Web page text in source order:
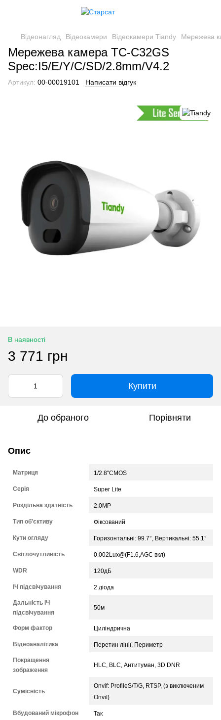
Відеонагляд Відеокамери Відеокамери Tiandy Мережева
Мережева камера TC-C32GS
Spec:I5/E/Y/C/SD/2.8mm/V4.2
Артикул: 00-00019101 Написати відгук
В наявності
3 771 грн
Купити
До обраного Порівняти
Опис
Матриця 1/2.8"CMOS
Серія Super Lite
Роздільна здатність 2.0MP
Тип об'єктиву Фіксований
Кути огляду Горизонтальні: 99.7°, Вертикальні: 55.1°
Світлочутливість 0.002Lux@(F1.6,AGC вкл)
WDR 120дБ
ІЧ підсвічування 2 діода
Дальність ІЧ
підсвічування
50м
Форм фактор Циліндрична
Відеоаналітика Перетин лінії, Периметр
Покращення
зображення
HLC, BLC, Антитуман, 3D DNR
Сумісність
Onvif: ProfileS/T/G, RTSP, (з виключеним
Onvif)
Вбудований мікрофон Так